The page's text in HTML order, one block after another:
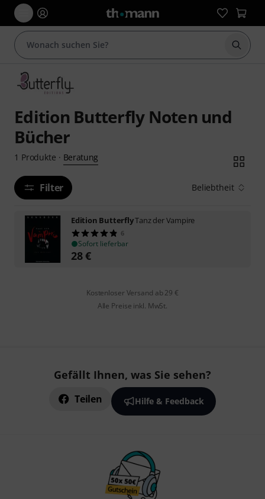
Suche
Edition Butterfly Noten und
Bücher
1 Produkte · Beratung
Filter Beliebtheit
Edition ButterflyTanz der Vampire
6
Sofort lieferbar
28€
Kostenloser Versand ab 29 €
Alle Preise inkl. MwSt.
Gefällt Ihnen, was Sie sehen?
Teilen Hilfe & Feedback